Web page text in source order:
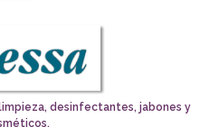
desinfectantes, jabones y